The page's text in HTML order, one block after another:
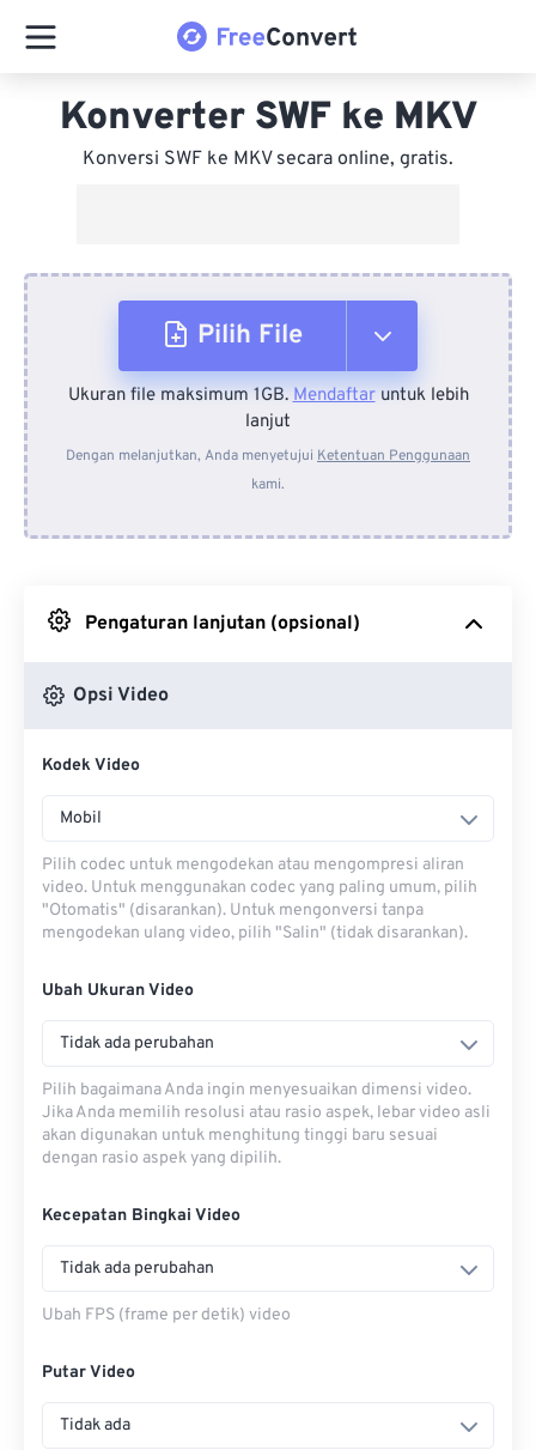
Konverter SWF ke MKV
Konversi SWF ke MKV secara online, gratis.
Pilih File
Dari Perangkat
Dari Dropbox
Ukuran file maksimum 1GB.Mendaftaruntuk lebih
lanjut
Dengan melanjutkan, Anda menyetujui Ketentuan Penggunaan
kami.
Pengaturan lanjutan (opsional)
Opsi Video
Kodek Video
Mobil
Pilih codec untuk mengodekan atau mengompresi aliran
video. Untuk menggunakan codec yang paling umum, pilih
"Otomatis" (disarankan). Untuk mengonversi tanpa
mengodekan ulang video, pilih "Salin" (tidak disarankan).
Ubah Ukuran Video
Tidak ada perubahan
Pilih bagaimana Anda ingin menyesuaikan dimensi video.
Jika Anda memilih resolusi atau rasio aspek, lebar video asli
akan digunakan untuk menghitung tinggi baru sesuai
dengan rasio aspek yang dipilih.
Kecepatan Bingkai Video
Tidak ada perubahan
Ubah FPS (frame per detik) video
Putar Video
Tidak ada